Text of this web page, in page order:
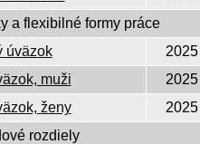
a flexibilné formy práce
úväzok
2025
muži
2025
ženy
2025
rozdiely